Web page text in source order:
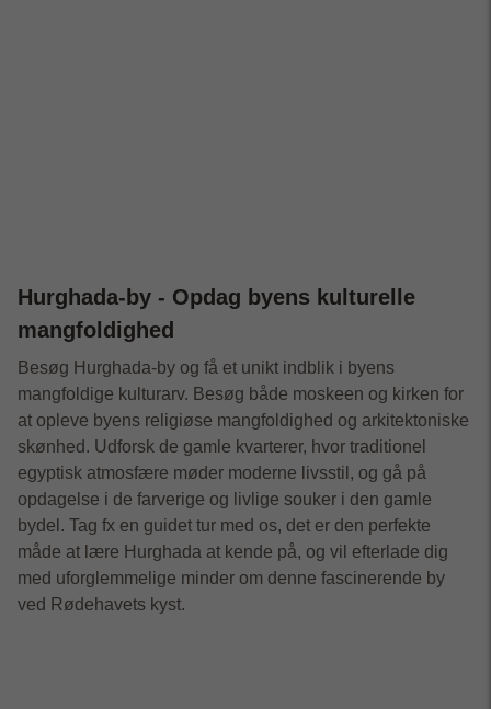
Hurghada-by - Opdag byens kulturelle
mangfoldighed
Besøg Hurghada-by og få et unikt indblik i byens
mangfoldige kulturarv. Besøg både moskeen og kirken for
at opleve byens religiøse mangfoldighed og arkitektoniske
skønhed. Udforsk de gamle kvarterer, hvor traditionel
egyptisk atmosfære møder moderne livsstil, og gå på
opdagelse i de farverige og livlige souker i den gamle
bydel. Tag fx en guidet tur med os, det er den perfekte
måde at lære Hurghada at kende på, og vil efterlade dig
med uforglemmelige minder om denne fascinerende by
ved Rødehavets kyst.